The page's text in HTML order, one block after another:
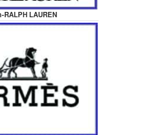
ראלף לורן-RALPH LAUREN